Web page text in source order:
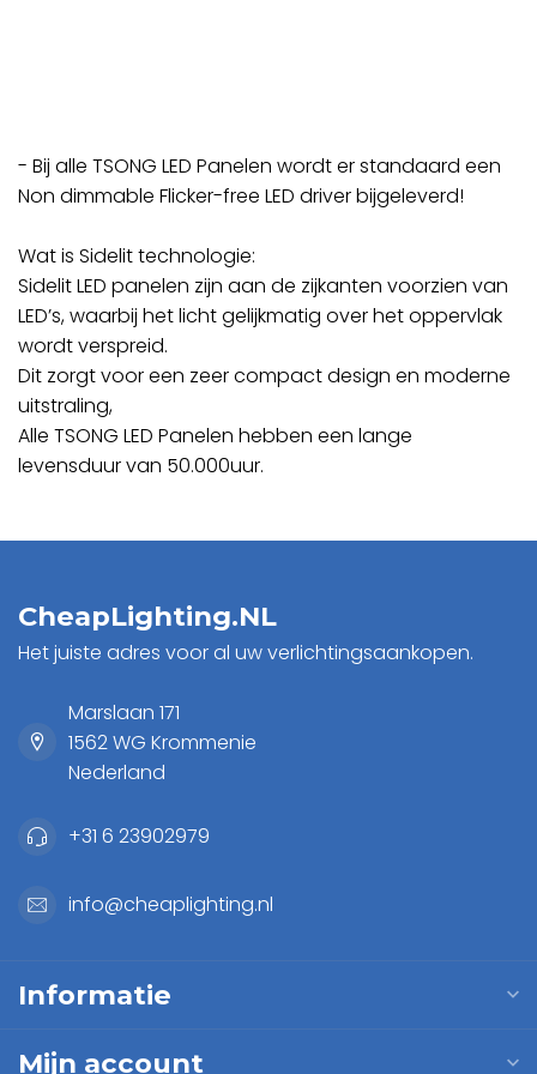
- Bij alle TSONG LED Panelen wordt er standaard een
Non dimmable Flicker-free LED driver bijgeleverd!
Wat is Sidelit technologie:
Sidelit LED panelen zijn aan de zijkanten voorzien van
LED’s, waarbij het licht gelijkmatig over het oppervlak
wordt verspreid.
Dit zorgt voor een zeer compact design en moderne
uitstraling,
Alle TSONG LED Panelen hebben een lange
levensduur van 50.000uur.
CheapLighting.NL
Het juiste adres voor al uw verlichtingsaankopen.
Marslaan 171
1562 WG Krommenie
Nederland
+31 6 23902979
info@cheaplighting.nl
Informatie
Mijn account